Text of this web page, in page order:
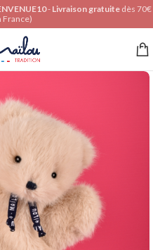
- Livraison gratuitedès 70€
France)